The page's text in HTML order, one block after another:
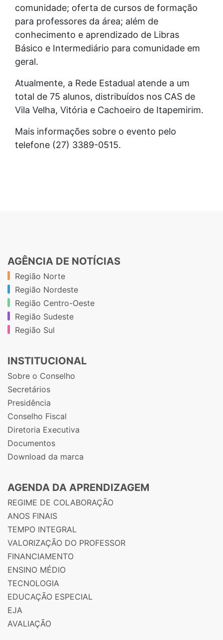
comunidade; oferta de cursos de formação
para professores da área; além de
conhecimento e aprendizado de Libras
Básico e Intermediário para comunidade em
geral.
Atualmente, a Rede Estadual atende a um
total de 75 alunos, distribuídos nos CAS de
Vila Velha, Vitória e Cachoeiro de Itapemirim.
Mais informações sobre o evento pelo
telefone (27) 3389-0515.
AGÊNCIA DE NOTÍCIAS
Região Norte
Região Nordeste
Região Centro-Oeste
Região Sudeste
Região Sul
INSTITUCIONAL
Sobre o Conselho
Secretários
Presidência
Conselho Fiscal
Diretoria Executiva
Documentos
Download da marca
AGENDA DA APRENDIZAGEM
REGIME DE COLABORAÇÃO
ANOS FINAIS
TEMPO INTEGRAL
VALORIZAÇÃO DO PROFESSOR
FINANCIAMENTO
ENSINO MÉDIO
TECNOLOGIA
EDUCAÇÃO ESPECIAL
EJA
AVALIAÇÃO